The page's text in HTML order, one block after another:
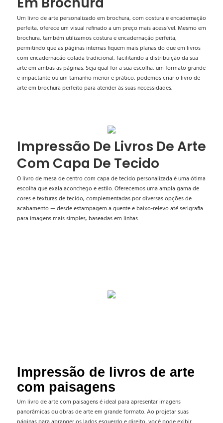
Um livro de arte personalizado em brochura, com costura e encadernação
perfeita, oferece um visual refinado a um preço mais acessível. Mesmo em
brochura, também utilizamos costura e encadernação perfeita,
permitindo que as páginas internas fiquem mais planas do que em livros
com encadernação colada tradicional, facilitando a distribuição da sua
arte em ambas as páginas. Seja qual for a sua escolha, um formato grande
e impactante ou um tamanho menor e prático, podemos criar o livro de
arte em brochura perfeito para atender às suas necessidades.
Impressão De Livros De Arte
Com Capa De Tecido
O livro de mesa de centro com capa de tecido personalizada é uma ótima
escolha que exala aconchego e estilo. Oferecemos uma ampla gama de
cores e texturas de tecido, complementadas por diversas opções de
acabamento — desde estampagem a quente e baixo-relevo até serigrafia
para imagens mais simples, baseadas em linhas.
Impressão de livros de arte
com paisagens
Um livro de arte com paisagens é ideal para apresentar imagens
panorâmicas ou obras de arte em grande formato. Ao projetar suas